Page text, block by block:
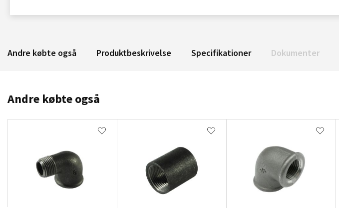
Andre købte også Produktbeskrivelse Specifikationer Dokumenter
Andre købte også